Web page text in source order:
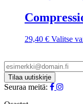
29,40 € Valitse
Seuraa meitä: